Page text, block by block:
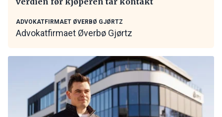
ADVOKATFIRMAET ØVERBØ GJØRTZ
Advokatfirmaet Øverbø Gjørtz